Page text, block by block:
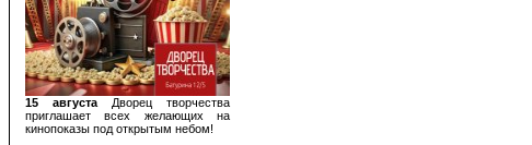
15 августа
Дворец творчества
приглашает всех желающих на
кинопоказы под открытым небом!